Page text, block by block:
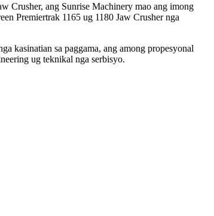
Crusher, ang Sunrise Machinery mao ang imong
Premiertrak 1165 ug 1180 Jaw Crusher nga
kasinatian sa paggama, ang among propesyonal
ug teknikal nga serbisyo.